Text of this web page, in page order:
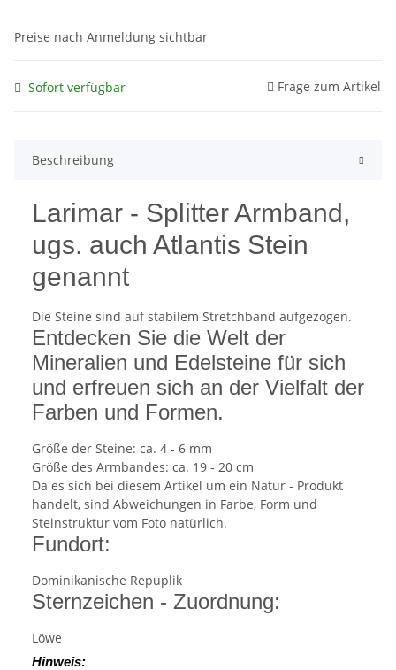
Preise nach Anmeldung sichtbar
Sofort verfügbar Frage zum Artikel
Beschreibung
Larimar - Splitter Armband,
ugs. auch Atlantis Stein
genannt
Die Steine sind auf stabilem Stretchband aufgezogen.
Entdecken Sie die Welt der
Mineralien und Edelsteine für sich
und erfreuen sich an der Vielfalt der
Farben und Formen.
Größe der Steine: ca. 4 - 6 mm
Größe des Armbandes: ca. 19 - 20 cm
Da es sich bei diesem Artikel um ein Natur - Produkt
handelt, sind Abweichungen in Farbe, Form und
Steinstruktur vom Foto natürlich.
Fundort:
Dominikanische Repuplik
Sternzeichen - Zuordnung:
Löwe
Hinweis: